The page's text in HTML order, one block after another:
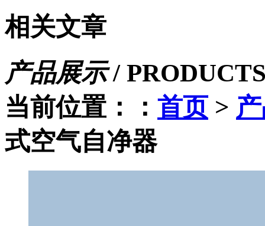
相关文章
产品展示 /
当前位置：： 首页>
式空气自净器